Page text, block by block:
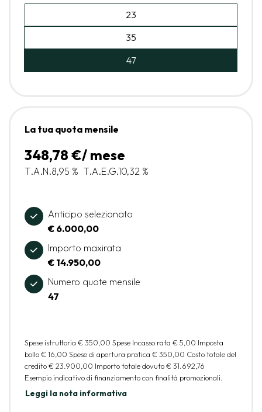
23
35
47
La tua quota mensile
348,78 €/ mese
T.A.N.8,95 % T.A.E.G.10,32 %
Anticipo selezionato
€ 6.000,00
Importo maxirata
€ 14.950,00
Numero quote mensile
47
Spese istruttoria € 350,00 Spese Incasso rata € 5,00 Imposta
bollo€ 16,00 Spese di apertura pratica € 350,00 Costo totale del
credito€ 23.900,00 Importo totale dovuto€ 31.692,76
Esempio indicativo di finanziamento con finalità promozionali.
Leggi la nota informativa